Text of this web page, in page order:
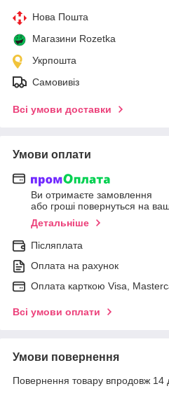
Нова Пошта
Магазини Rozetka
Укрпошта
Самовивіз
Всі умови доставки
Умови оплати
Ви отримаєте замовлення
або гроші повернуться на
Детальніше
Післяплата
Оплата на рахунок
Оплата карткою Visa,
Всі умови оплати
Умови повернення
Повернення товару впродовж 14